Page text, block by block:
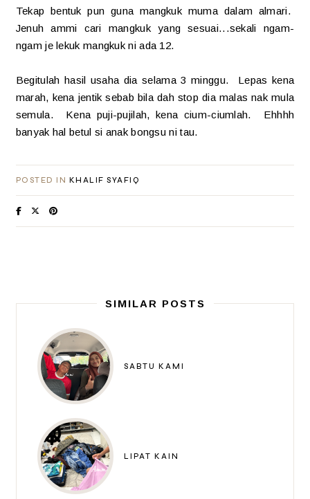
Tekap bentuk pun guna mangkuk muma dalam almari.
Jenuh ammi cari mangkuk yang sesuai...sekali ngam-
ngam je lekuk mangkuk ni ada 12.
Begitulah hasil usaha dia selama 3 minggu. Lepas kena
marah, kena jentik sebab bila dah stop dia malas nak mula
semula. Kena puji-pujilah, kena cium-ciumlah. Ehhhh
banyak hal betul si anak bongsu ni tau.
POSTED IN KHALIF SYAFIQ
SIMILAR POSTS
SABTU KAMI
LIPAT KAIN